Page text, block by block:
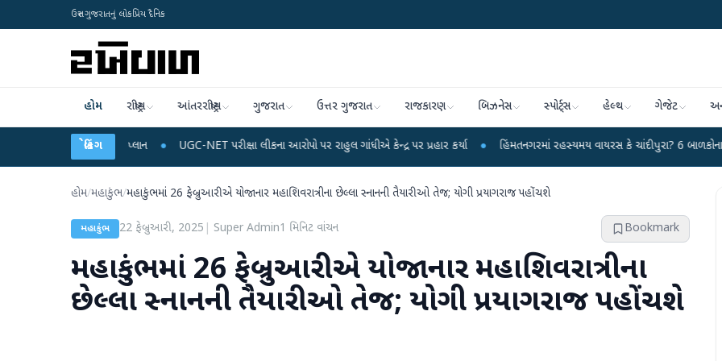
ઉત્તર ગુજરાતનું લોકપ્રિય દૈનિક
હોમ રાષ્ટ્રીય આંતરરાષ્ટ્રીય ગુજરાત ઉત્તર ગુજરાત રાજકારણ બિઝનેસ સ્પોર્ટ્સ હેલ્થ ગેજેટ
બ્રેકિંગ
● UGC-NET પરીક્ષા લીકના આરોપો પર રાહુલ ગાંધીએ કેન્દ્ર પર પ્રહાર કર્યા ● હિંમતનગરમાં રહસ્યમય વાયરસ કે ચાંદીપુરા? 6 બાળકોના મોતથી ફફડાટ
હોમ/મહાકુંભ/મહાકુંભમાં 26 ફેબ્રુઆરીએ યોજાનાર મહાશિવરાત્રીના છેલ્લા સ્નાનની તૈયારીઓ તેજ; યોગી પ્રયાગરાજ પહોંચશે
મહાકુંભ 22 ફેબ્રુઆરી, 2025 Super Admin1 મિનિટ વાંચન Bookmark
મહાકુંભમાં 26 ફેબ્રુઆરીએ યોજાનાર મહાશિવરાત્રીના
છેલ્લા સ્નાનની તૈયારીઓ તેજ; યોગી પ્રયાગરાજ પહોંચશે